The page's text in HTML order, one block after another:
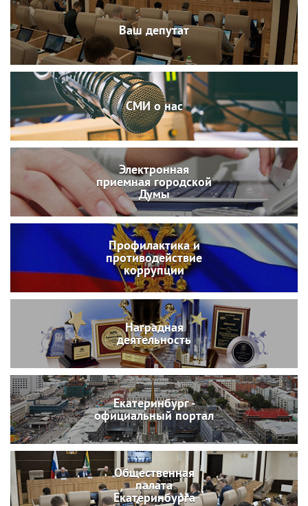
Ваш депутат
СМИ о нас
Электронная
приемная городской
Думы
Профилактика и
противодействие
коррупции
Наградная
деятельность
Екатеринбург -
официальный портал
Общественная
палата
Екатеринбурга